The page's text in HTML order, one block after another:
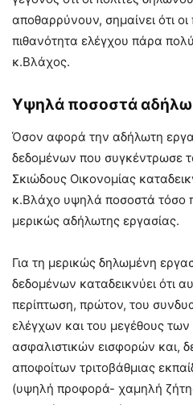
αποθαρρύνουν, σημαίνει ότι
πιθανότητα ελέγχου πάρα
κ.Βλάχος.
Υψηλά ποσοστά
Όσον αφορά την αδήλωτη
δεδομένων που συγκέντρωσε
Σκιώδους Οικονομίας
κ.Βλάχο υψηλά ποσοστά τόσο
μερικώς αδήλωτης εργασίας.
Για τη μερικώς δηλωμένη
δεδομένων καταδεικνύει ότι
περίπτωση, πρώτον, του
ελέγχων και του μεγέθους
ασφαλιστικών εισφορών και,
αποφοίτων τριτοβάθμιας
(υψηλή προφορά- χαμηλή